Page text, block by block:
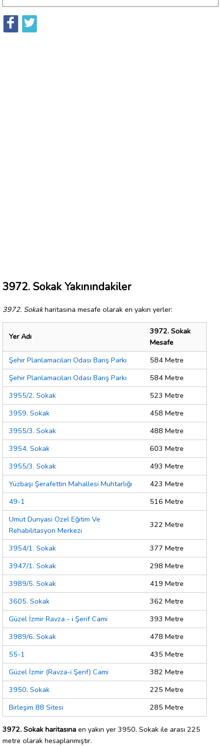
3972. Sokak Yakınındakiler
3972. Sokakharitasına mesafe olarak en yakın yerler:
Yer Adı
3972. Sokak
Mesafe
Şehir Planlamacıları Odası Barış Parkı
584 Metre
Şehir Planlamacıları Odası Barış Parkı
584 Metre
3955/2. Sokak
523 Metre
3959. Sokak
458 Metre
3955/3. Sokak
488 Metre
3954. Sokak
603 Metre
3955/3. Sokak
493 Metre
Yüzbaşı Şerafettin Mahallesi Muhtarlığı
423 Metre
49-1
516 Metre
Umut Dunyasi Ozel Eğitim Ve
Rehabilitasyon Merkezi
322 Metre
3954/1. Sokak
377 Metre
3947/1. Sokak
298 Metre
3989/5. Sokak
419 Metre
3605. Sokak
362 Metre
Güzel İzmir Ravza - i Şerif Cami
393 Metre
3989/6. Sokak
478 Metre
55-1
435 Metre
Güzel İzmir (Ravza-i Şerif) Cami
382 Metre
3950. Sokak
225 Metre
Birleşim 88 Sitesi
285 Metre
3972. Sokak haritasına en yakın yer 3950. Sokak ile arası 225
metre olarak hesaplanmıştır.